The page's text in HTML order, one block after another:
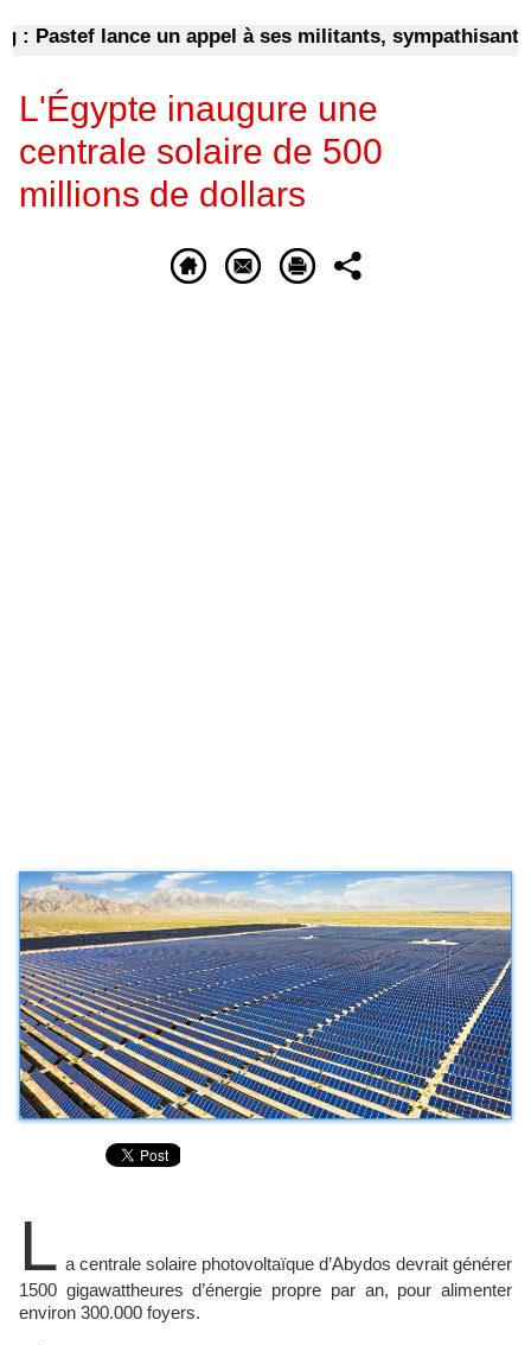
lance un appel à ses militants, sympathisants et
L'Égypte inaugure une
centrale solaire de 500
millions de dollars
L a centrale solaire photovoltaïque d’Abydos devrait générer
1500 gigawattheures d’énergie propre par an, pour alimenter
environ 300.000 foyers.